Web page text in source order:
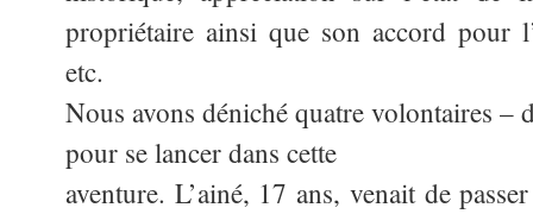
propriétaire ainsi que son accord pour
etc.
Nous avons déniché quatre volontaires –
pour se lancer dans cette
aventure. L’ainé, 17 ans, venait de